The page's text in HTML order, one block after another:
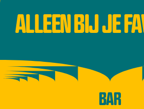
ALLEEN BIJ JE
BAR